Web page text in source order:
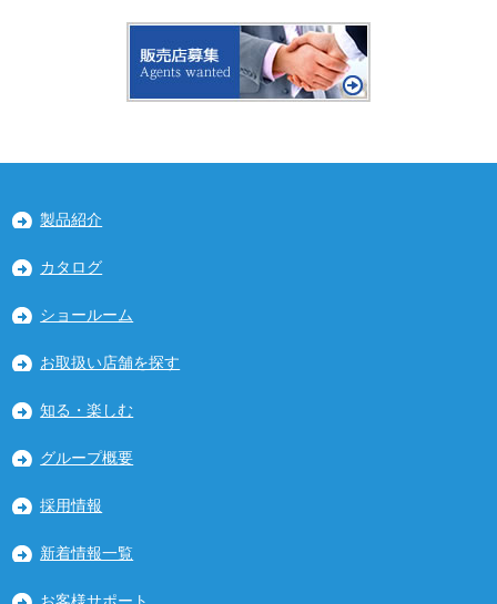
製品紹介
カタログ
ショールーム
お取扱い店舗を探す
知る・楽しむ
グループ概要
採用情報
新着情報一覧